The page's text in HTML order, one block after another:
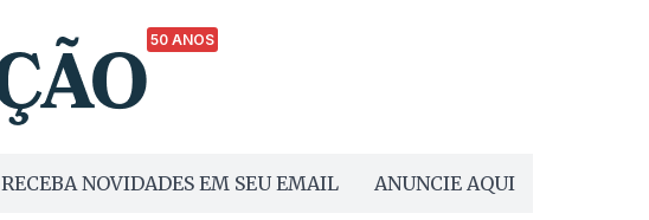
50 ANOS
RECEBA NOVIDADES EM SEU EMAIL ANUNCIE AQUI